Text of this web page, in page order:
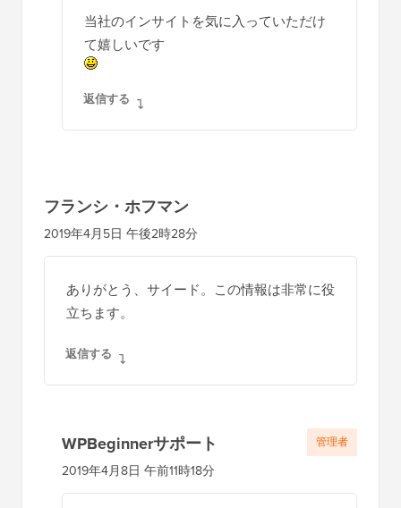
当社のインサイトを気に入っていただけ
て嬉しいです
返信する
フランシ・ホフマン
2019年4月5日 午後2時28分
ありがとう、サイード。この情報は非常に役
立ちます。
返信する
WPBeginnerサポート
2019年4月8日 午前11時18分
管理者